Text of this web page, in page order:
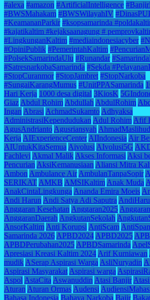
#alexa #amazon #ArtificialIntelligence
#BWSMahakam #BWSWilayahIV
#KeamananParkir #ksopsamarinda
#kajatikaltim #kejaksaanagung #
#LingkunganKaltim #mediaindonesiacyber
#OpiniPublik #PemerintahKaltim
#PolsekSamarindaUlu #Runandar
#SatresnarkobaSamarinda #Sekda
#StopCuranmor #StopJambret #StopNarkoba
#SungaiKarangMumus #UnitPPASamarinda
Hari Kerja 1000 desa digital 3KiosK
Giaz Abdul Rohim Abdullah AbdulRohim
Ingan Abrasi AchmadSukamto Adhyaksa
AdministrasiKependudukan Adul Rohim Afif
AgusAndrianto Agusriansyah
Kerja AIExperienceCenter AIIndonesia Air
AIUntukKitaSemua Aivolusi AIvolusi5G
Fachlevi Akmal Malik Akses Informasi Aksi
Pencurian AksiKemanusiaan Aliansi Mitra
Ambon Ambulance Air AmbulanTanpaSopir
SERIKAT AMKB AMSIKaltim Anak Muda
AnakCintaLingkunga Ananda Emira Moeis
Andi Harun Andi Satya Adi Saputra
Anggaran Kesehatan Anggaran2025
AnggaranDaerah AngkutanSekolah
AnsorKaltim Anti Korupsi AntiScam
Samarinda 2026 APBD2024 APBD2025
APBDPerubahan2025 APBDSamarinda
Apresiasi Kreasi Kaltim 2024 Arif Kurniawan
mudik ASerap Aspirasi Warga AsliNuryadin
Aspirasi Masyarakat Aspirasi warga
Aspol AstaCita Aswanuddin Atasi Banjir
Aturan Aturan Ormas Audensi
Bahasa Indonesia Bahaya Narkoba Bajir